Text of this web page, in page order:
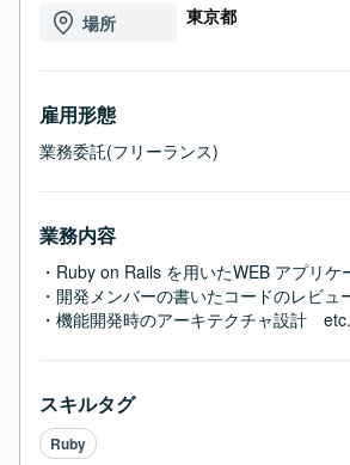
場所 東京都
雇用形態
業務委託(フリーランス)
業務内容
・Ruby on Rails を用いたWEB アプリケ
・開発メンバーの書いたコードのレビュ
・機能開発時のアーキテクチャ設計　etc.
スキルタグ
Ruby